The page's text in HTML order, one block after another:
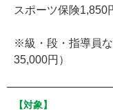
スポーツ保険1,850
※級・段・指導員
35,000円）
【対象】